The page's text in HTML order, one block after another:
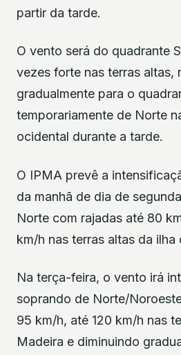
partir da tarde.
O vento será do quadrante
vezes forte nas terras altas,
gradualmente para o
temporariamente de Norte
ocidental durante a tarde.
O IPMA prevê a
da manhã de dia de
Norte com rajadas até 80
km/h nas terras altas da ilha
Na terça-feira, o vento irá
soprando de Norte/
95 km/h, até 120 km/h nas
Madeira e diminuindo